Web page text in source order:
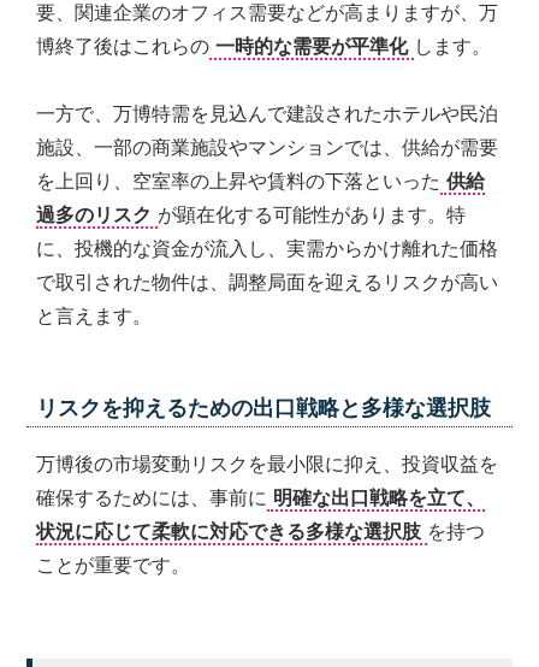
要、関連企業のオフィス需要などが高まりますが、万
博終了後はこれらの 一時的な需要が平準化 します。
一方で、万博特需を見込んで建設されたホテルや民泊
施設、一部の商業施設やマンションでは、供給が需要
を上回り、空室率の上昇や賃料の下落といった 供給
過多のリスク が顕在化する可能性があります。特
に、投機的な資金が流入し、実需からかけ離れた価格
で取引された物件は、調整局面を迎えるリスクが高い
と言えます。
リスクを抑えるための出口戦略と多様な選択肢
万博後の市場変動リスクを最小限に抑え、投資収益を
確保するためには、事前に 明確な出口戦略を立て、
状況に応じて柔軟に対応できる多様な選択肢 を持つ
ことが重要です。